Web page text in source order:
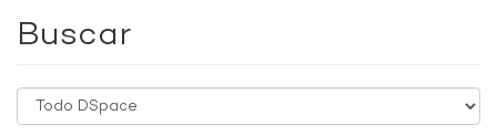
Buscar